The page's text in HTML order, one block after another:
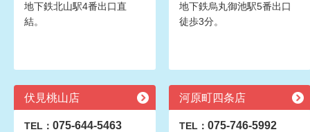
地下鉄北山駅4番出口直
結。
地下鉄烏丸御池駅5番出口
徒歩3分。
伏見桃山店
TEL： 075-644-5463
河原町四条店
TEL： 075-746-5992